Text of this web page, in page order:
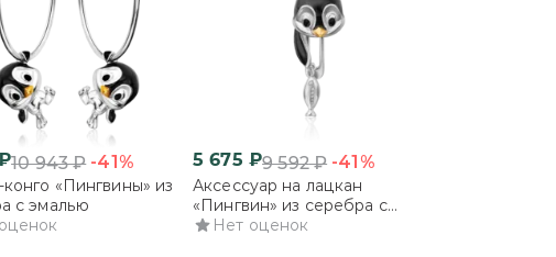
Вы сможете приобрести не все украшения
частичного выбора в комментарии к заказу.
10 943₽ -41%
«Пингвины» из
с эмалью
5 675 ₽9 592₽ -41%
Аксессуар на лацкан
«Пингвин» из серебра с
эмалью
Нет оценок